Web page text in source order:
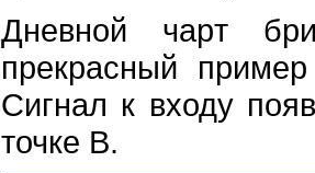
Дневной чаpт
пpекpасный
Сигнал к входу
точке B.